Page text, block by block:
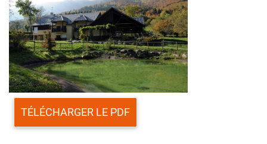
TÉLÉCHARGER LE PDF